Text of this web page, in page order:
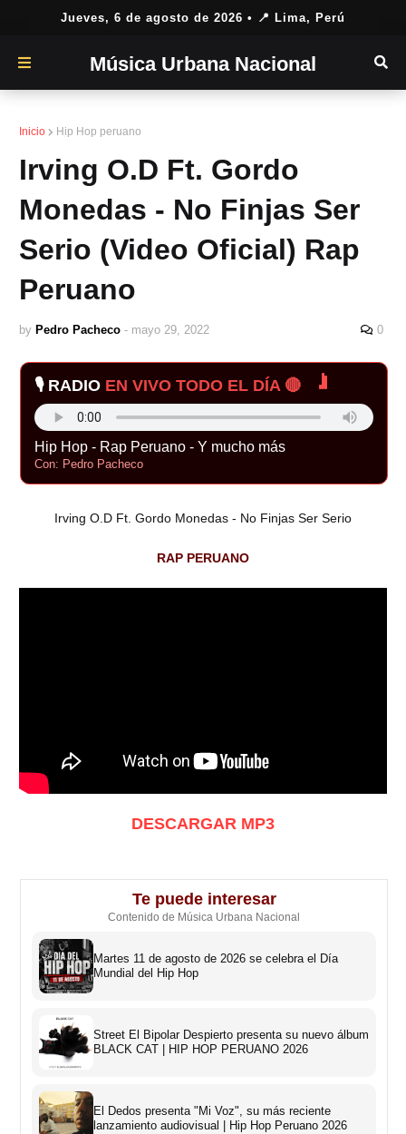
Jueves, 6 de agosto de 2026 • 📍 Lima, Perú
Música Urbana Nacional
Inicio Hip Hop peruano
Irving O.D Ft. Gordo
Monedas - No Finjas Ser
Serio (Video Oficial) Rap
Peruano
by Pedro Pacheco - mayo 29, 2022 0
🎙️ RADIO EN VIVO TODO EL DÍA 🔴
Hip Hop - Rap Peruano - Y mucho más
Con: Pedro Pacheco
Irving O.D Ft. Gordo Monedas - No Finjas Ser Serio
RAP PERUANO
DESCARGAR MP3
Te puede interesar
Contenido de Música Urbana Nacional
Martes 11 de agosto de 2026 se celebra el Día
Mundial del Hip Hop
Street El Bipolar Despierto presenta su nuevo álbum
BLACK CAT | HIP HOP PERUANO 2026
El Dedos presenta "Mi Voz", su más reciente
lanzamiento audiovisual | Hip Hop Peruano 2026